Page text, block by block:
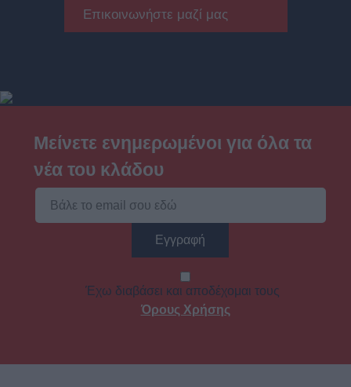
Επικοινωνήστε μαζί μας
Μείνετε ενημερωμένοι για όλα τα
νέα του κλάδου
Έχω διαβάσει και αποδέχομαι τους
Όρους Χρήσης